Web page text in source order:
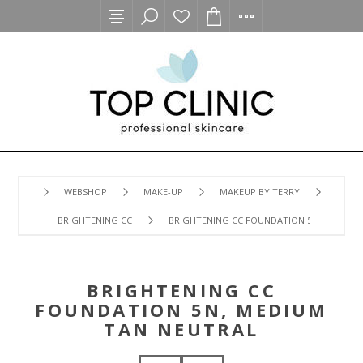
WEBSHOP MAKE-UP MAKEUP BY TERRY
BRIGHTENING CC BRIGHTENING CC FOUNDATION 5N, MEDIUM
BRIGHTENING CC
FOUNDATION 5N, MEDIUM
TAN NEUTRAL